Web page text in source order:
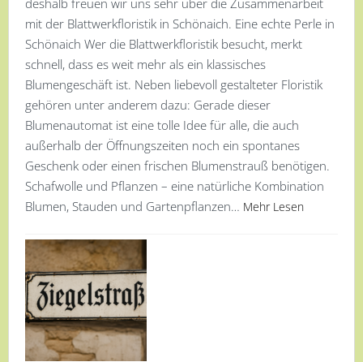
deshalb freuen wir uns sehr über die Zusammenarbeit
mit der Blattwerkfloristik in Schönaich. Eine echte Perle in
Schönaich Wer die Blattwerkfloristik besucht, merkt
schnell, dass es weit mehr als ein klassisches
Blumengeschäft ist. Neben liebevoll gestalteter Floristik
gehören unter anderem dazu: Gerade dieser
Blumenautomat ist eine tolle Idee für alle, die auch
außerhalb der Öffnungszeiten noch ein spontanes
Geschenk oder einen frischen Blumenstrauß benötigen.
Schafwolle und Pflanzen – eine natürliche Kombination
Blumen, Stauden und Gartenpflanzen… Mehr Lesen